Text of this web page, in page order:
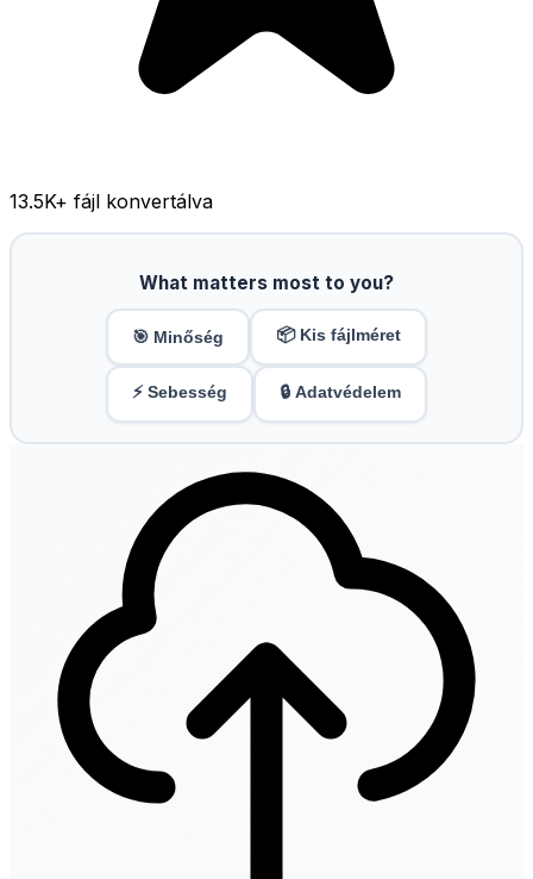
13.5K+ fájl konvertálva
What matters most to you?
🎯 Minőség 📦 Kis fájlméret
⚡ Sebesség 🔒 Adatvédelem